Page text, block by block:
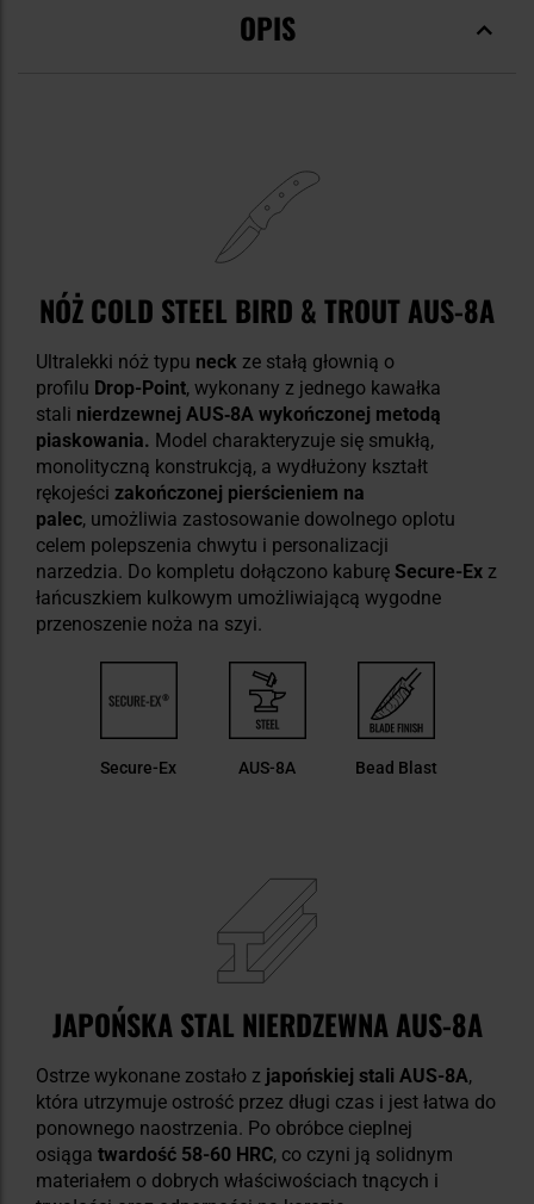
OPIS
NÓŻ COLD STEEL BIRD & TROUT AUS-8A
Ultralekki nóż typu neck ze stałą głownią o
profilu Drop-Point, wykonany z jednego kawałka
stali nierdzewnej AUS‑8A wykończonej metodą
piaskowania. Model charakteryzuje się smukłą,
monolityczną konstrukcją, a wydłużony kształt
rękojeści zakończonej pierścieniem na
palec, umożliwia zastosowanie dowolnego oplotu
celem polepszenia chwytu i personalizacji
narzedzia. Do kompletu dołączono kaburę Secure-Ex z
łańcuszkiem kulkowym umożliwiającą wygodne
przenoszenie noża na szyi.
Secure-Ex AUS-8A Bead Blast
JAPOŃSKA STAL NIERDZEWNA AUS-8A
Ostrze wykonane zostało z japońskiej stali AUS-8A,
która utrzymuje ostrość przez długi czas i jest łatwa do
ponownego naostrzenia. Po obróbce cieplnej
osiąga twardość 58-60 HRC, co czyni ją solidnym
materiałem o dobrych właściwościach tnących i